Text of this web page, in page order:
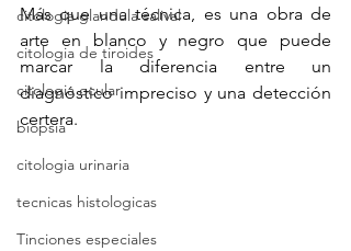
citologia glandula salival
citologia de tiroides
citologia ocular
biopsia
citologia urinaria
tecnicas histologicas
Tinciones especiales
Más que una técnica, es una obra de
arte en blanco y negro que puede
marcar la diferencia entre un
diagnóstico impreciso y una detección
certera.